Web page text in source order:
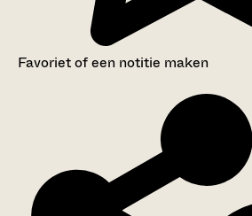
Favoriet of een notitie maken